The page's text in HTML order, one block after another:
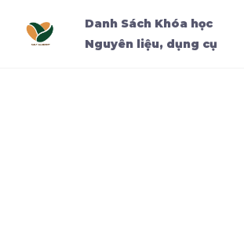
Danh Sách Khóa học
Nguyên liệu, dụng cụ